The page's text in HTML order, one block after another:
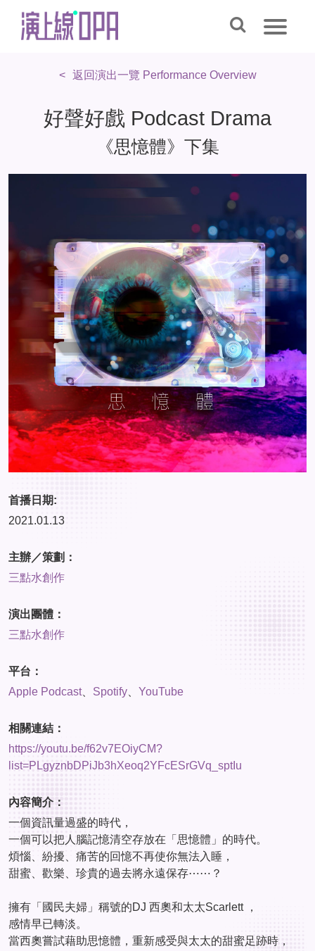
返回演出一覽 Performance Overview
好聲好戲 Podcast Drama
《思憶體》下集
首播日期:
2021.01.13
主辦／策劃：
三點水創作
演出團體：
三點水創作
平台：
Apple Podcast、 Spotify YouTube
相關連結：
https://youtu.be/f62v7EOiyCM?
list=PLgyznbDPiJb3hXeoq2YFcESrGVq_sptIu
內容簡介：
一個資訊量過盛的時代，
一個可以把人腦記憶清空存放在「思憶體」的時代。
煩惱、紛擾、痛苦的回憶不再使你無法入睡，
甜蜜、歡樂、珍貴的過去將永遠保存⋯⋯？
擁有「國民夫婦」稱號的DJ 西奧和太太Scarlett ，
感情早已轉淡。
當西奧嘗試藉助思憶體，重新感受與太太的甜蜜足跡時，